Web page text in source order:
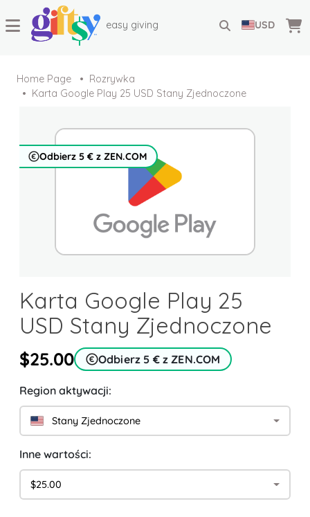
easy giving USD
Home Page
Rozrywka
Karta Google Play 25 USD Stany Zjednoczone
Odbierz 5 € z ZEN.COM
Karta Google Play 25
USD Stany Zjednoczone
$25.00 Odbierz 5 € z ZEN.COM
Region aktywacji:
Stany Zjednoczone
Inne wartości:
$25.00